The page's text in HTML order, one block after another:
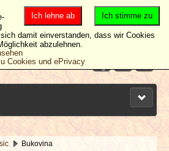
Bukovina
Ich stimme zu
Ich lehne ab
damit einverstanden, dass wir Cookies
abzulehnen.
Cookies und ePrivacy